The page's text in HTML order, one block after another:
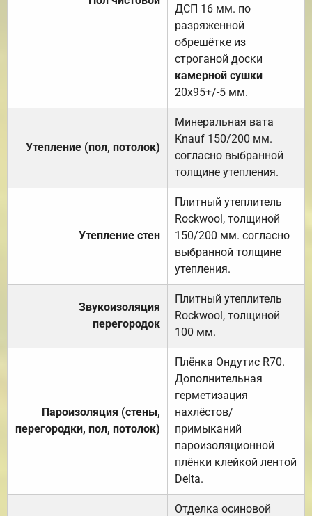
ДСП 16 мм. по
разряженной
обрешётке из
строганой доски
камерной сушки
20х95+/-5 мм.
Утепление (пол, потолок)
Минеральная вата
Knauf 150/200 мм.
согласно выбранной
толщине утепления.
Утепление стен
Плитный утеплитель
Rockwool, толщиной
150/200 мм. согласно
выбранной толщине
утепления.
Звукоизоляция
перегородок
Плитный утеплитель
Rockwool, толщиной
100 мм.
Пароизоляция (стены,
перегородки, пол, потолок)
Плёнка Ондутис R70.
Дополнительная
герметизация
нахлёстов/
примыканий
пароизоляционной
плёнки клейкой лентой
Delta.
Отделка осиновой